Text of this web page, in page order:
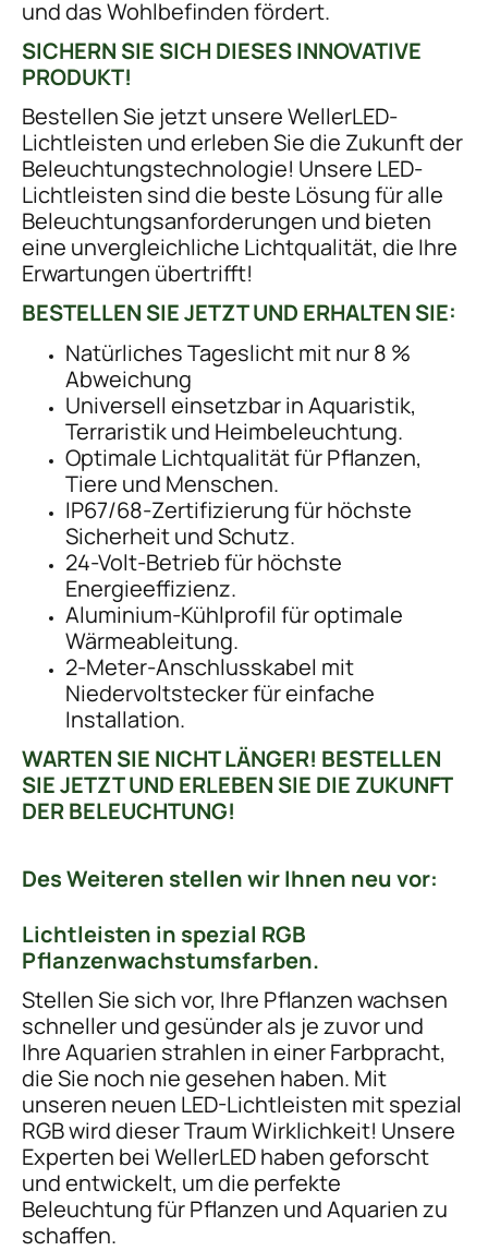
und das Wohlbefinden fördert.
SICHERN SIE SICH DIESES INNOVATIVE
PRODUKT!
Bestellen Sie jetzt unsere WellerLED-
Lichtleisten und erleben Sie die Zukunft der
Beleuchtungstechnologie! Unsere LED-
Lichtleisten sind die beste Lösung für alle
Beleuchtungsanforderungen und bieten
eine unvergleichliche Lichtqualität, die Ihre
Erwartungen übertrifft!
BESTELLEN SIE JETZT UND ERHALTEN SIE:
Natürliches Tageslicht mit nur 8 %
Abweichung
Universell einsetzbar in Aquaristik,
Terraristik und Heimbeleuchtung.
Optimale Lichtqualität für Pflanzen,
Tiere und Menschen.
IP67/68-Zertifizierung für höchste
Sicherheit und Schutz.
24-Volt-Betrieb für höchste
Energieeffizienz.
Aluminium-Kühlprofil für optimale
Wärmeableitung.
2-Meter-Anschlusskabel mit
Niedervoltstecker für einfache
Installation.
WARTEN SIE NICHT LÄNGER! BESTELLEN
SIE JETZT UND ERLEBEN SIE DIE ZUKUNFT
DER BELEUCHTUNG!
Des Weiteren stellen wir Ihnen neu vor:
Lichtleisten in spezial RGB
Pflanzenwachstumsfarben.
Stellen Sie sich vor, Ihre Pflanzen wachsen
schneller und gesünder als je zuvor und
Ihre Aquarien strahlen in einer Farbpracht,
die Sie noch nie gesehen haben. Mit
unseren neuen LED-Lichtleisten mit spezial
RGB wird dieser Traum Wirklichkeit! Unsere
Experten bei WellerLED haben geforscht
und entwickelt, um die perfekte
Beleuchtung für Pflanzen und Aquarien zu
schaffen.